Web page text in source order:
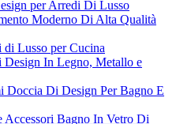
per Arredi Di Lusso
Moderno Di Alta Qualità
di Lusso per Cucina
In Legno, Metallo e
Doccia Di Design Per Bagno E
Accessori Bagno In Vetro Di